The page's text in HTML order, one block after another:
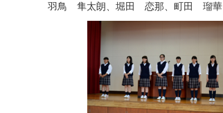
羽鳥 隼太朗、堀田 恋那、町田 瑠華